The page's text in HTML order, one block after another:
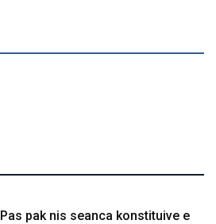
Pas pak nis seanca konstituive e